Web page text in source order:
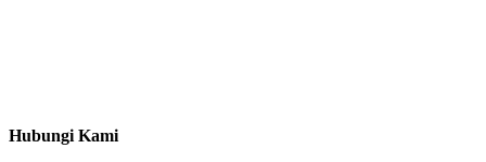
Hubungi Kami